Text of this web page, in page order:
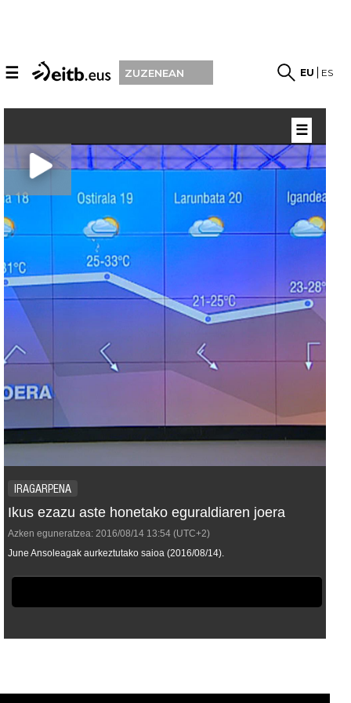
☰ ZUZENEAN EU ES
IRAGARPENA
Ikus ezazu aste honetako eguraldiaren joera
Azken eguneratzea: 2016/08/14 13:54 (UTC+2)
June Ansoleagak aurkeztutako saioa (2016/08/14).
☰